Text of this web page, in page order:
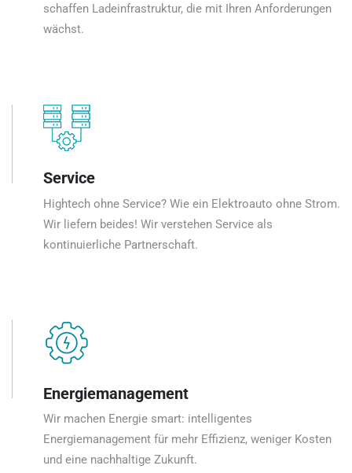
schaffen Ladeinfrastruktur, die mit Ihren Anforderungen
wächst.
Service
Hightech ohne Service? Wie ein Elektroauto ohne Strom.
Wir liefern beides! Wir verstehen Service als
kontinuierliche Partnerschaft.
Energiemanagement
Wir machen Energie smart: intelligentes
Energiemanagement für mehr Effizienz, weniger Kosten
und eine nachhaltige Zukunft.